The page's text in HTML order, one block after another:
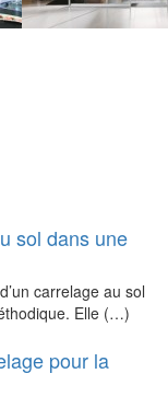
sol dans une
carrelage au sol
Elle (…)
pour la